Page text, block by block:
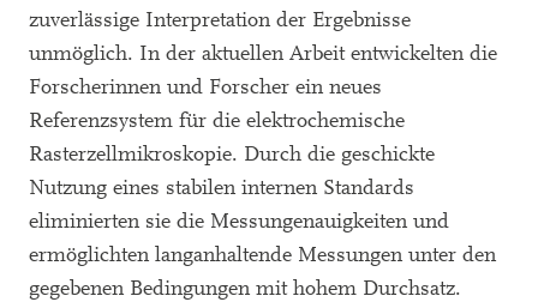
zuverlässige Interpretation der Ergebnisse
unmöglich. In der aktuellen Arbeit entwickelten die
Forscherinnen und Forscher ein neues
Referenzsystem für die elektrochemische
Rasterzellmikroskopie. Durch die geschickte
Nutzung eines stabilen internen Standards
eliminierten sie die Messungenauigkeiten und
ermöglichten langanhaltende Messungen unter den
gegebenen Bedingungen mit hohem Durchsatz.